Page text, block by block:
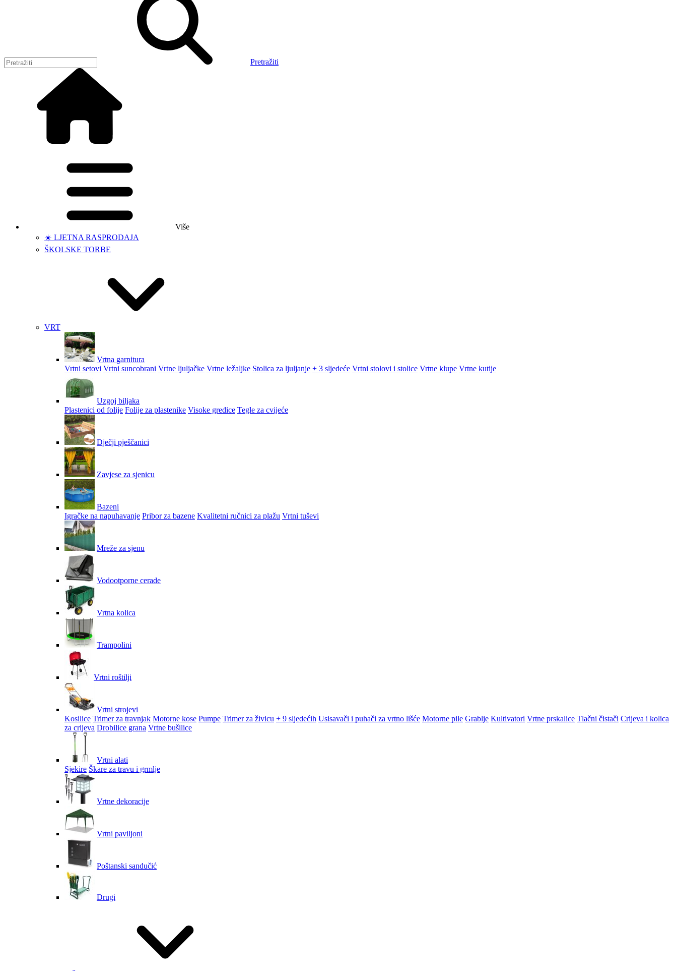
Pretražiti
Više
☀️ LJETNA RASPRODAJA
ŠKOLSKE TORBE
VRT
Vrtna garnitura
Vrtni setovi Vrtni suncobrani Vrtne ljuljačke Vrtne ležaljke Stolica za ljuljanje + 3 sljedeće Vrtni stolovi i stolice Vrtne klupe Vrtne kutije
Uzgoj biljaka
Plastenici od folije Folije za plastenike Visoke gredice Tegle za cvijeće
Dječji pješčanici
Zavjese za sjenicu
Bazeni
Igračke na napuhavanje Pribor za bazene Kvalitetni ručnici za plažu Vrtni tuševi
Mreže za sjenu
Vodootporne cerade
Vrtna kolica
Trampolini
Vrtni roštilji
Vrtni strojevi
Kosilice Trimer za travnjak Motorne kose Pumpe Trimer za živicu + 9 sljedećih Usisavači i puhači za vrtno lišće Motorne pile Grablje Kultivatori Vrtne prskalice Tlačni čistači Crijeva i kolica
za crijeva Drobilice grana Vrtne bušilice
Vrtni alati
Sjekire Škare za travu i grmlje
Vrtne dekoracije
Vrtni paviljoni
Poštanski sandučić
Drugi